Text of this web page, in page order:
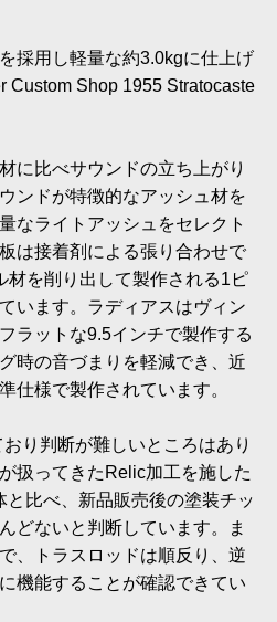
採用し軽量な約3.0kgに仕上げ
Custom Shop 1955 Stratocaste
に比べサウンドの立ち上がり
ンドが特徴的なアッシュ材を
なライトアッシュをセレクト
は接着剤による張り合わせで
材を削り出して製作される1ピ
います。ラディアスはヴィン
ラットな9.5インチで製作する
時の音づまりを軽減でき、近
仕様で製作されています。
り判断が難しいところはあり
扱ってきたRelic加工を施した
比べ、新品販売後の塗装チッ
どないと判断しています。ま
、トラスロッドは順反り、逆
機能することが確認できてい